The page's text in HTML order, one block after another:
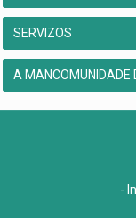
SERVIZOS
A MANCOMUNIDADE
-